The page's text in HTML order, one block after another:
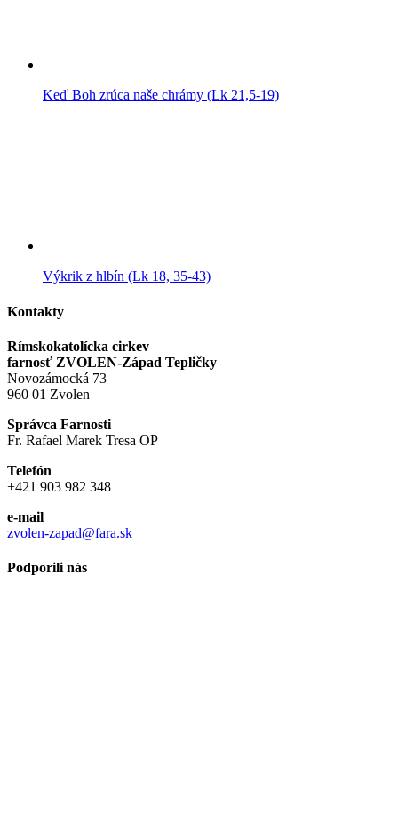
Keď Boh zrúca naše chrámy (Lk 21,5-19)
Výkrik z hlbín (Lk 18, 35-43)
Kontakty
Rímskokatolícka cirkev
farnosť ZVOLEN-Západ Tepličky
Novozámocká 73
960 01 Zvolen
Správca Farnosti
Fr. Rafael Marek Tresa OP
Telefón
+421 903 982 348
e-mail
zvolen-zapad@fara.sk
Podporili nás